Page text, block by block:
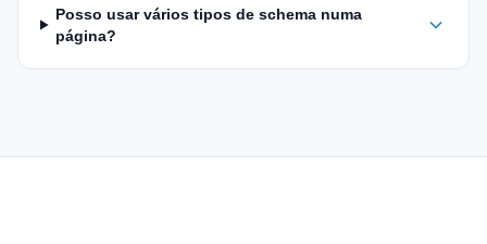
Posso usar vários tipos de schema numa
página?